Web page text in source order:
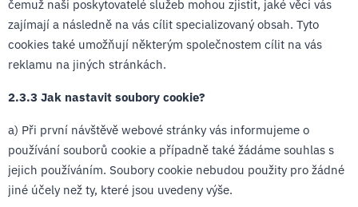
čemuž naši poskytovatelé služeb mohou zjistit, jaké věci vás
zajímají a následně na vás cílit specializovaný obsah. Tyto
cookies také umožňují některým společnostem cílit na vás
reklamu na jiných stránkách.
2.3.3 Jak nastavit soubory cookie?
a) Při první návštěvě webové stránky vás informujeme o
používání souborů cookie a případně také žádáme souhlas s
jejich používáním. Soubory cookie nebudou použity pro žádné
jiné účely než ty, které jsou uvedeny výše.